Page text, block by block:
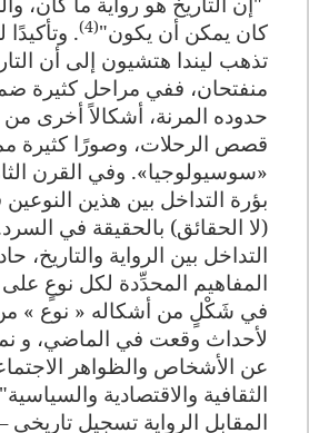
كان يمكن أن يكون"(4)
.
تذهب ليندا هتشيون إلى أن
منفتحان، ففي مراحل كثيرة
حدوده المرنة، أشكالاً أخرى من
قصص الرحلات، وصورًا كثيرة
«سوسيولوجيا». وفي القرن
بؤرة التداخل بين هذين
(لا الحقائق) بالحقيقة في
التداخل بين الرواية
المفاهيم المحدِّدة لكل نوعٍ على
في شَكْلٍ من أشكاله « نوع » من
لأحداث وقعت في الماضي، و
عن الأشخاص والظواهر
الثقافية والاقتصادية والسياسية"
المقابل الرواية تسجيل تاريخي